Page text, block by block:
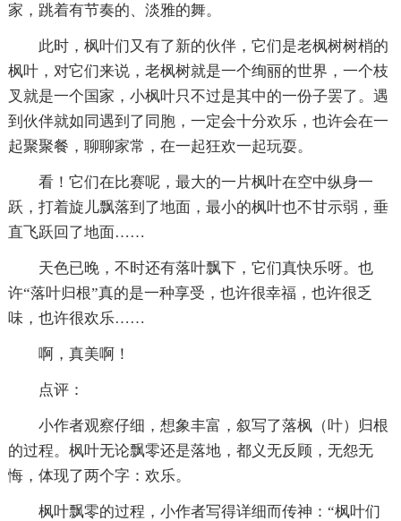
家，跳着有节奏的、淡雅的舞。
此时，枫叶们又有了新的伙伴，它们是老枫树树梢的
枫叶，对它们来说，老枫树就是一个绚丽的世界，一个枝
叉就是一个国家，小枫叶只不过是其中的一份子罢了。遇
到伙伴就如同遇到了同胞，一定会十分欢乐，也许会在一
起聚聚餐，聊聊家常，在一起狂欢一起玩耍。
看！它们在比赛呢，最大的一片枫叶在空中纵身一
跃，打着旋儿飘落到了地面，最小的枫叶也不甘示弱，垂
直飞跃回了地面……
天色已晚，不时还有落叶飘下，它们真快乐呀。也
许“落叶归根”真的是一种享受，也许很幸福，也许很乏
味，也许很欢乐……
啊，真美啊！
点评：
小作者观察仔细，想象丰富，叙写了落枫（叶）归根
的过程。枫叶无论飘零还是落地，都义无反顾，无怨无
悔，体现了两个字：欢乐。
枫叶飘零的过程，小作者写得详细而传神：“枫叶们